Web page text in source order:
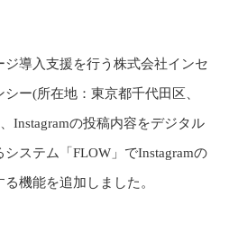
導入支援を行う株式会社インセ
ー(所在地：東京都千代田区、
Instagramの投稿内容をデジタル
ステム「FLOW」でInstagramの
機能を追加しました。